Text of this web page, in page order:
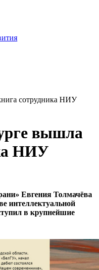
сотрудника НИУ
вышла
НИУ
Евгения Толмачёва
интеллектуальной
в крупнейшие